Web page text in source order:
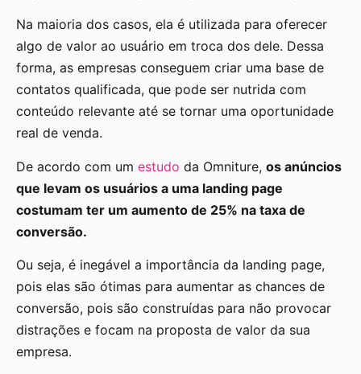
Na maioria dos casos, ela é utilizada para oferecer
algo de valor ao usuário em troca dos dele. Dessa
forma, as empresas conseguem criar uma base de
contatos qualificada, que pode ser nutrida com
conteúdo relevante até se tornar uma oportunidade
real de venda.
De acordo com um estudo da Omniture, os anúncios
que levam os usuários a uma landing page
costumam ter um aumento de 25% na taxa de
conversão.
Ou seja, é inegável a importância da landing page,
pois elas são ótimas para aumentar as chances de
conversão, pois são construídas para não provocar
distrações e focam na proposta de valor da sua
empresa.